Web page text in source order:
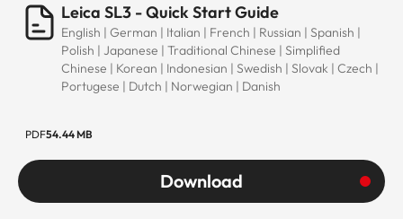
Leica SL3 - Quick Start Guide
English | German | Italian | French | Russian | Spanish |
Polish | Japanese | Traditional Chinese | Simplified
Chinese | Korean | Indonesian | Swedish | Slovak | Czech |
Portugese | Dutch | Norwegian | Danish
PDF54.44 MB
Download